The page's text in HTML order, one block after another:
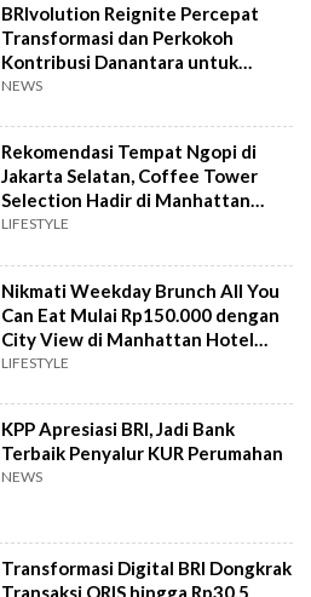
BRIvolution Reignite Percepat
Transformasi dan Perkokoh
Kontribusi Danantara untuk
Ekonomi Nasional
NEWS
Rekomendasi Tempat Ngopi di
Jakarta Selatan, Coffee Tower
Selection Hadir di Manhattan
Hotel Jakarta
LIFESTYLE
Nikmati Weekday Brunch All You
Can Eat Mulai Rp150.000 dengan
City View di Manhattan Hotel
Jakarta
LIFESTYLE
KPP Apresiasi BRI, Jadi Bank
Terbaik Penyalur KUR Perumahan
NEWS
Transformasi Digital BRI Dongkrak
Transaksi QRIS hingga Rp30,5